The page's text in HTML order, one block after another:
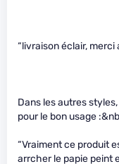
“livraison éclair, merci
Dans les autres
pour le bon usage
“Vraiment ce produit
arrcher le papie peint